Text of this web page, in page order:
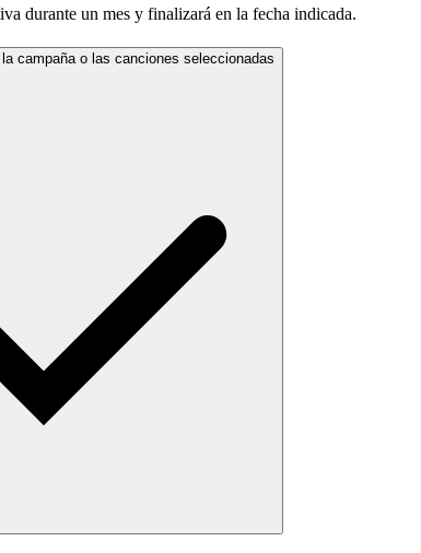
durante un mes y finalizará en la fecha indicada.
campaña o las canciones seleccionadas